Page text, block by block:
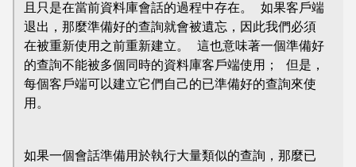
且只是在當前資料庫會話的過程中存在。 如果客戶端
退出，那麼準備好的查詢就會被遺忘，因此我們必須
在被重新使用之前重新建立。 這也意味著一個準備好
的查詢不能被多個同時的資料庫客戶端使用； 但是，
每個客戶端可以建立它們自己的已準備好的查詢來使
用。
如果一個會話準備用於執行大量類似的查詢，那麼已